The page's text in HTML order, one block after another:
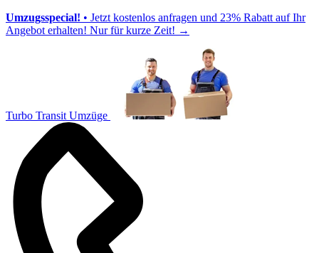
Umzugsspecial! • Jetzt kostenlos anfragen und 23% Rabatt auf Ihr
Angebot erhalten! Nur für kurze Zeit! →
Turbo Transit Umzüge